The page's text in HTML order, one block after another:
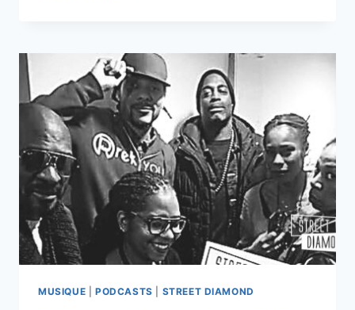
LE
RAP
INDÉ
EST
BIEN
VIVANT!
AVEC
NASME
MUSIQUE PODCASTS STREET DIAMOND